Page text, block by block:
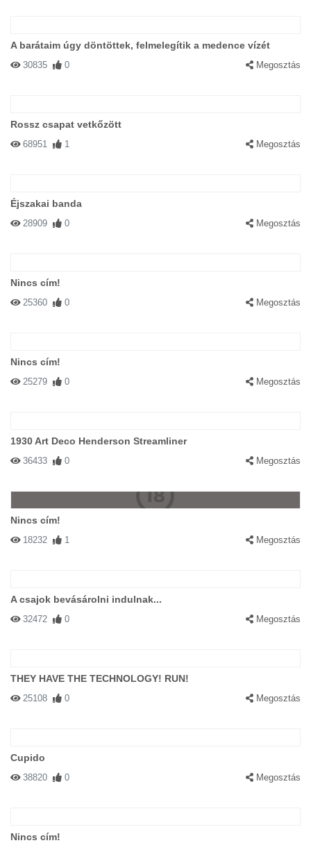
A barátaim úgy döntöttek, felmelegítik a medence vízét
30835 0 Megosztás
Rossz csapat vetkőzött
68951 1 Megosztás
Éjszakai banda
28909 0 Megosztás
Nincs cím!
25360 0 Megosztás
Nincs cím!
25279 0 Megosztás
1930 Art Deco Henderson Streamliner
36433 0 Megosztás
Nincs cím!
18232 1 Megosztás
A csajok bevásárolni indulnak...
32472 0 Megosztás
THEY HAVE THE TECHNOLOGY! RUN!
25108 0 Megosztás
Cupido
38820 0 Megosztás
Nincs cím!